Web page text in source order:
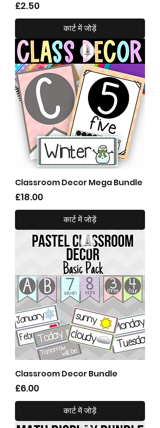
मूल्य
£2.50
कार्ट में जोड़ें
Classroom Decor Mega Bundle
मूल्य
£18.00
कार्ट में जोड़ें
Classroom Decor Bundle
मूल्य
£6.00
कार्ट में जोड़ें